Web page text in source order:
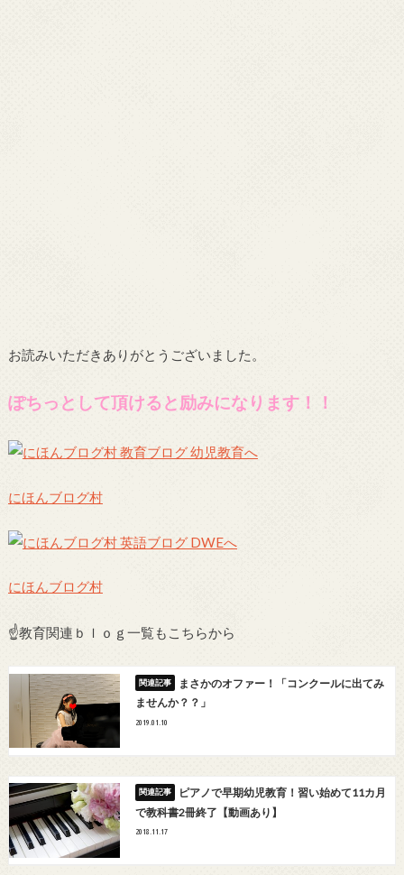
お読みいただきありがとうございました。
ぽちっとして頂けると励みになります！！
にほんブログ村
にほんブログ村
☝教育関連ｂｌｏｇ一覧もこちらから
まさかのオファー！「コンクールに出てみ
ませんか？？」
2019.01.10
ピアノで早期幼児教育！習い始めて11カ月
で教科書2冊終了【動画あり】
2018.11.17